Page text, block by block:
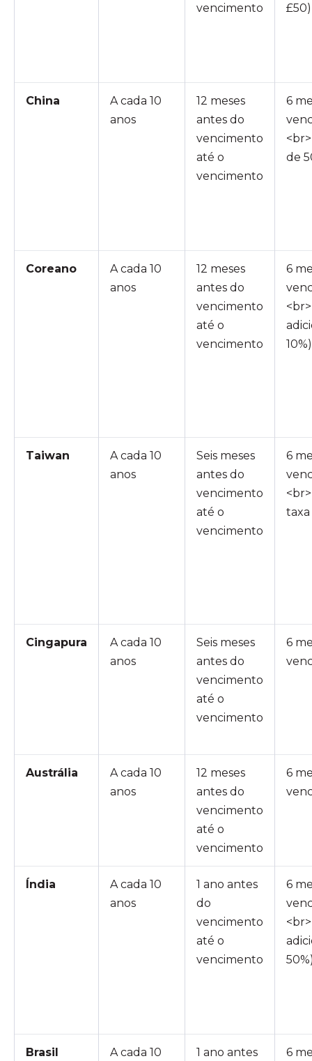
vencimento
£50)
China
A cada 10
anos
12 meses
antes do
vencimento
até o
vencimento
6
de
Coreano
A cada 10
anos
12 meses
antes do
vencimento
até o
vencimento
6
10%)
Taiwan
A cada 10
anos
Seis meses
antes do
vencimento
até o
vencimento
6
Cingapura
A cada 10
anos
Seis meses
antes do
vencimento
até o
vencimento
6
Austrália
A cada 10
anos
12 meses
antes do
vencimento
até o
vencimento
6
Índia
A cada 10
anos
1 ano antes
do
vencimento
até o
vencimento
6
Brasil A cada 10 1 ano antes 6